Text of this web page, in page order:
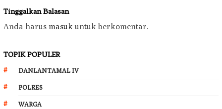
Tinggalkan Balasan
Anda harus masuk untuk berkomentar.
TOPIK POPULER
DANLANTAMAL IV
POLRES
WARGA